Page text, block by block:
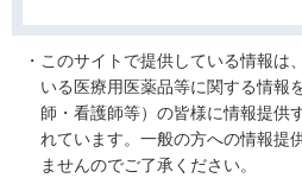
このサイトで提供している情報は
いる医療用医薬品等に関する情報
師・看護師等）の皆様に情報提供
れています。一般の方への情報提
ませんのでご了承ください。